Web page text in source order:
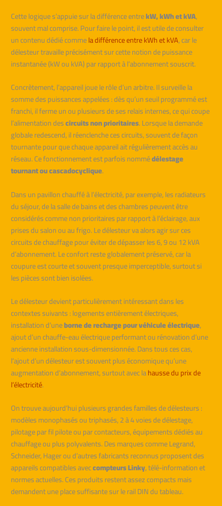
Cette logique s’appuie sur la différence entrekW, kWh et kVA,
souvent mal comprise. Pour faire le point, il est utile de consulter
un contenu dédié commela différence entre kWh et kVA, car le
délesteur travaille précisément sur cette notion de puissance
instantanée (kW ou kVA) par rapport à l’abonnement souscrit.
Concrètement, l’appareil joue le rôle d’un arbitre. Il surveille la
somme des puissances appelées : dès qu’un seuil programmé est
franchi, il ferme un ou plusieurs de ses relais internes, ce qui coupe
l’alimentation descircuits non prioritaires. Lorsque la demande
globale redescend, il réenclenche ces circuits, souvent de façon
tournante pour que chaque appareil ait régulièrement accès au
réseau. Ce fonctionnement est parfois nommédélestage
tournant ou cascadocyclique.
Dans un pavillon chauffé à l’électricité, par exemple, les radiateurs
du séjour, de la salle de bains et des chambres peuvent être
considérés comme non prioritaires par rapport à l’éclairage, aux
prises du salon ou au frigo. Le délesteur va alors agir sur ces
circuits de chauffage pour éviter de dépasser les 6, 9 ou 12 kVA
d’abonnement. Le confort reste globalement préservé, car la
coupure est courte et souvent presque imperceptible, surtout si
les pièces sont bien isolées.
Le délesteur devient particulièrement intéressant dans les
contextes suivants : logements entièrement électriques,
installation d’uneborne de recharge pour véhicule électrique,
ajout d’un chauffe-eau électrique performant ou rénovation d’une
ancienne installation sous-dimensionnée. Dans tous ces cas,
l’ajout d’un délesteur est souvent plus économique qu’une
augmentation d’abonnement, surtout avec lahausse du prix de
l’électricité.
On trouve aujourd’hui plusieurs grandes familles de délesteurs :
modèles monophasés ou triphasés, 2 à 4 voies de délestage,
pilotage par fil pilote ou par contacteurs, équipements dédiés au
chauffage ou plus polyvalents. Des marques comme Legrand,
Schneider, Hager ou d’autres fabricants reconnus proposent des
appareils compatibles aveccompteurs Linky, télé-information et
normes actuelles. Ces produits restent assez compacts mais
demandent une place suffisante sur le rail DIN du tableau.